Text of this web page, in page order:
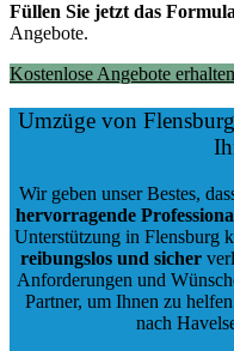
Füllen Sie jetzt das
Angebote.
Kostenlose Angebote erhalten
Umzüge von
Wir geben unser Bestes,
hervorragende
Unterstützung in Flensburg
reibungslos und sicher
Anforderungen und
Partner, um Ihnen zu
nach